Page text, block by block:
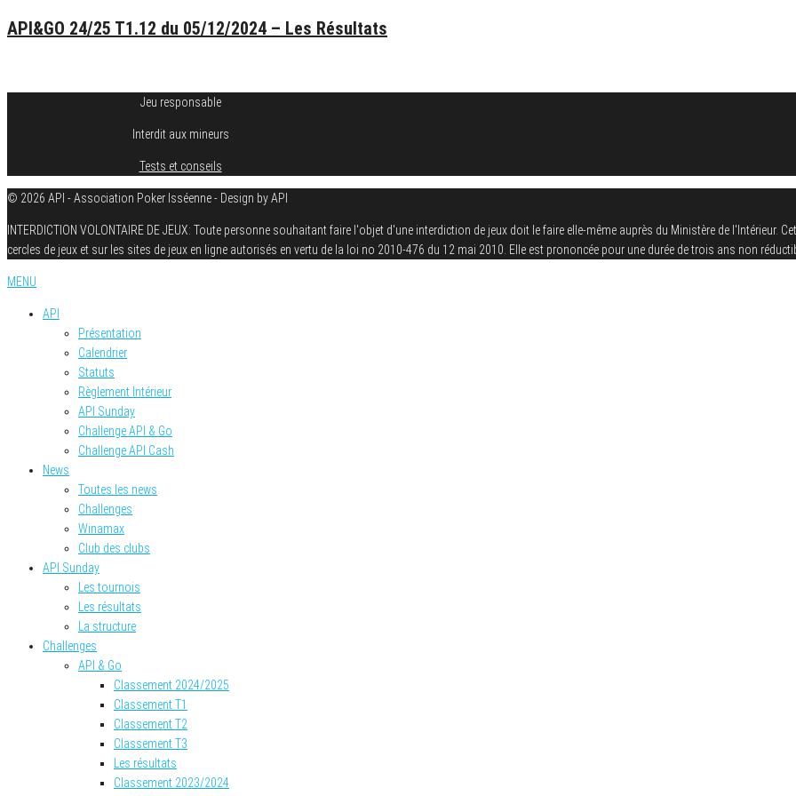
API&GO 24/25 T1.12 du 05/12/2024 – Les Résultats
Jeu responsable
Interdit aux mineurs
Tests et conseils
© 2026 API - Association Poker Isséenne - Design by API
INTERDICTION VOLONTAIRE DE JEUX: Toute personne souhaitant faire l'objet d'une interdiction de jeux doit le faire elle-même auprès du Ministère de l'Intérieur.
cercles de jeux et sur les sites de jeux en ligne autorisés en vertu de la loi no 2010-476 du 12 mai 2010. Elle est prononcée pour une durée de trois ans non
MENU
API
Présentation
Calendrier
Statuts
Règlement Intérieur
API Sunday
Challenge API & Go
Challenge API Cash
News
Toutes les news
Challenges
Winamax
Club des clubs
API Sunday
Les tournois
Les résultats
La structure
Challenges
API & Go
Classement 2024/2025
Classement T1
Classement T2
Classement T3
Les résultats
Classement 2023/2024